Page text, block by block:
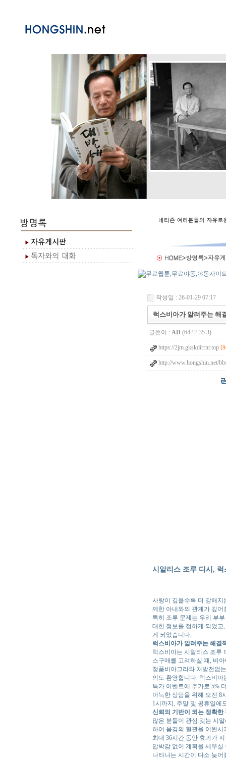
작성일 : 26-01-29 07:17
럭스비아가 알려주는 해
글쓴이 : AD (64.♡.35.3)
https://2jm.gkskdirrnr.top
http://www.hongshin.net/
시알리스 조루 디시,
사랑이 깊을수록 더 강해지
께한 아내와의 관계가 깊
특히 조루 문제는 우리 부
대한 정보를 접하게 되었고
게 되었습니다.
럭스비아가 알려주는 해결
럭스비아는 시알리스 조루
스구매를 고려하실 때, 비
정품비아그라와 처방전없
의도 환영합니다. 럭스비아
특가 이벤트에 추가로 5%
아늑한 상담을 위해 오전 8
1시까지, 주말 및 공휴일에
신뢰의 기반이 되는 정확한
많은 분들이 관심 갖는 시
하여 음경의 혈관을 이완
최대 36시간 동안 효과가
압박감 없이 계획을 세우
나타나는 시간이 다소 늦어